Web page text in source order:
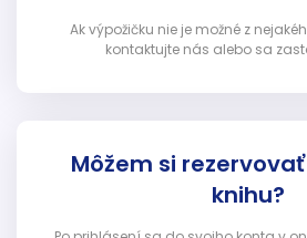
Ak výpožičku nie je možné z
kontaktujte nás alebo sa
Môžem si
knihu?